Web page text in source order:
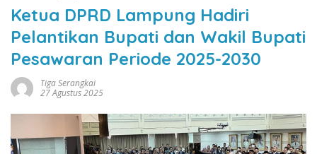
Ketua DPRD Lampung Hadiri
Pelantikan Bupati dan Wakil Bupati
Pesawaran Periode 2025-2030
Tiga Serangkai
27 Agustus 2025